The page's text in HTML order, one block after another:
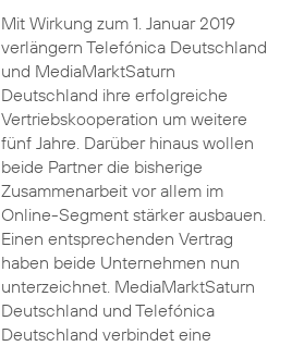
Mit Wirkung zum 1. Januar 2019
verlängern Telefónica Deutschland
und MediaMarktSaturn
Deutschland ihre erfolgreiche
Vertriebskooperation um weitere
fünf Jahre. Darüber hinaus wollen
beide Partner die bisherige
Zusammenarbeit vor allem im
Online-Segment stärker ausbauen.
Einen entsprechenden Vertrag
haben beide Unternehmen nun
unterzeichnet. MediaMarktSaturn
Deutschland und Telefónica
Deutschland verbindet eine